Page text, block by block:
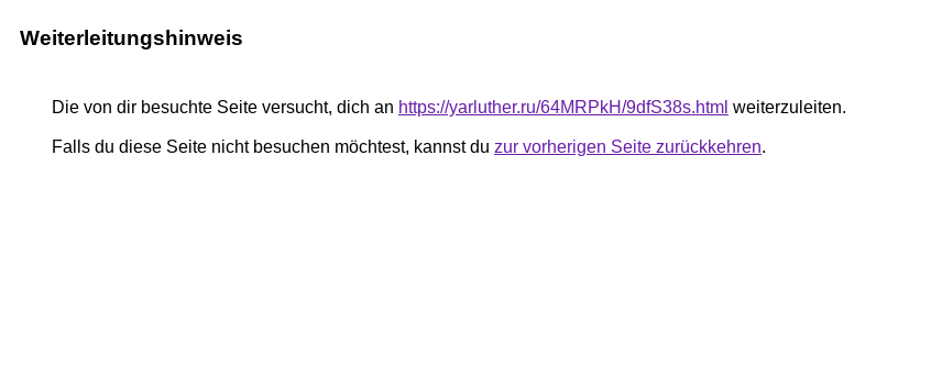
Weiterleitungshinweis
Die von dir besuchte Seite versucht, dich an https://yarluther.ru/64MRPkH/9dfS38s.html weiterzuleiten.
Falls du diese Seite nicht besuchen möchtest, kannst du zur vorherigen Seite zurückkehren.